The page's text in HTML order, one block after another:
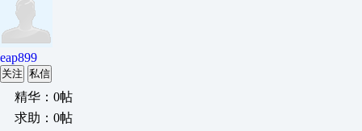
eap899
关注 私信
精华：0帖
求助：0帖